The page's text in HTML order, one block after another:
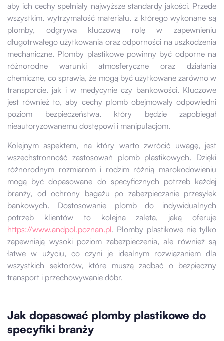
aby ich cechy spełniały najwyższe standardy jakości. Przede
wszystkim, wytrzymałość materiału, z którego wykonane są
plomby, odgrywa kluczową rolę w zapewnieniu
długotrwałego użytkowania oraz odporności na uszkodzenia
mechaniczne. Plomby plastikowe powinny być odporne na
różnorodne warunki atmosferyczne oraz działania
chemiczne, co sprawia, że mogą być użytkowane zarówno w
transporcie, jak i w medycynie czy bankowości. Kluczowe
jest również to, aby cechy plomb obejmowały odpowiedni
poziom bezpieczeństwa, który będzie zapobiegał
nieautoryzowanemu dostępowi i manipulacjom.
Kolejnym aspektem, na który warto zwrócić uwagę, jest
wszechstronność zastosowań plomb plastikowych. Dzięki
różnorodnym rozmiarom i rodzim różnią marokodowieniu
mogą być dopasowane do specyficznych potrzeb każdej
branży, od ochrony bagażu po zabezpieczanie przesyłek
bankowych. Dostosowanie plomb do indywidualnych
potrzeb klientów to kolejna zaleta, jaką oferuje
https://www.andpol.poznan.pl. Plomby plastikowe nie tylko
zapewniają wysoki poziom zabezpieczenia, ale również są
łatwe w użyciu, co czyni je idealnym rozwiązaniem dla
wszystkich sektorów, które muszą zadbać o bezpieczny
transport i przechowywanie dóbr.
Jak dopasować plomby plastikowe do
specyfiki branży